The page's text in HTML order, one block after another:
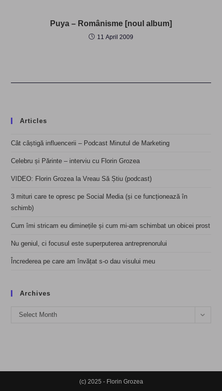
Puya – Românisme [noul album]
11 April 2009
Articles
Cât câștigă influencerii – Podcast Minutul de Marketing
Celebru și Părinte – interviu cu Florin Grozea
VIDEO: Florin Grozea la Vreau Să Știu (podcast)
3 mituri care te opresc pe Social Media (și ce funcționează în
schimb)
Cum îmi stricam eu diminețile și cum mi-am schimbat un obicei prost
Nu geniul, ci focusul este superputerea antreprenorului
Încrederea pe care am învățat s-o dau visului meu
Archives
Archives
Select Month
(c) 2025 - Florin Grozea